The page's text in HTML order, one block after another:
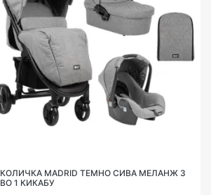
КОЛИЧКА MADRID ТЕМНО СИВА МЕЛАНЖ 3
ВО 1 КИКАБУ